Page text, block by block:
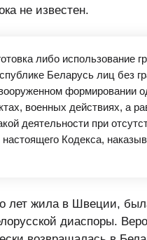
не известен.
либо использование
Беларусь лиц без
формировании
военных действиях, а
деятельности при
Кодекса,
лет жила в Швеции,
диаспоры.